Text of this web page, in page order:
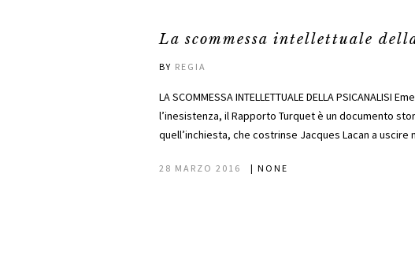
La scommessa intellettuale
BY REGIA
LA SCOMMESSA INTELLETTUALE DELLA
l’inesistenza, il Rapporto Turquet è un documento
quell’inchiesta, che costrinse Jacques Lacan a uscire
28 MARZO 2016 | NONE